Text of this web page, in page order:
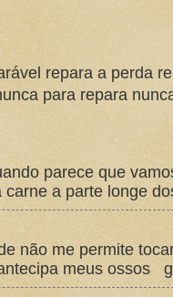
repara a perda
para repara
parece que
carne a parte longe
não me permite
meus ossos